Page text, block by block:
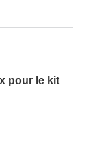
pour le kit